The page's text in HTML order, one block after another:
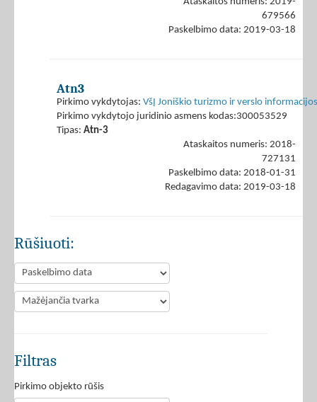
679566
Paskelbimo data: 2019-03-18
Atn3
Pirkimo vykdytojas: VšĮ Joniškio turizmo ir verslo
Pirkimo vykdytojo juridinio asmens kodas:300053529
Tipas: Atn-3
Ataskaitos numeris: 2018-
727131
Paskelbimo data: 2018-01-31
Redagavimo data: 2019-03-18
Rūšiuoti:
Filtras
Pirkimo objekto rūšis